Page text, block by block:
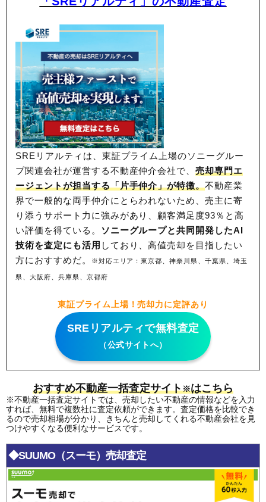
SREリアルティは、東証プライム上場のソニーグルー
プ関連会社が運営する不動産仲介会社で、売却専門エ
ージェントが担当する「片手仲介」が特徴。不動産業
界で一般的な両手仲介にとらわれないため、売主に寄
り添うサポート力に強みがあり、顧客満足度93％と高
い評価を得ている。 ソニーグループと共同開発したAI
技術を査定にも活用 しており、高値売却を目指したい
方におすすめだ。
※対応エリア：東京都、神奈川県、千葉県、埼玉
県、大阪府、兵庫県、京都府
東証プライム上場！売却力に定評あり
SREリアルティで無料査定
（公式サイトへ）
おすすめ不動産一括査定サイト※はこちら
※不動産一括査定サイトでは、売却したい不動産の情報などを入力
すれば、無料で複数社に査定依頼ができます。査定価格を比較でき
るので売却相場が分かり、きちんと売却してくれる不動産会社を見
つけやすくなる便利なサービスです。
◆SUUMO（スーモ）売却査定